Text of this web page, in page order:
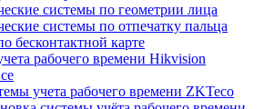
системы по геометрии лица
системы по отпечатку пальца
бесконтактной карте
рабочего времени Hikvision
учета рабочего времени ZKTeco